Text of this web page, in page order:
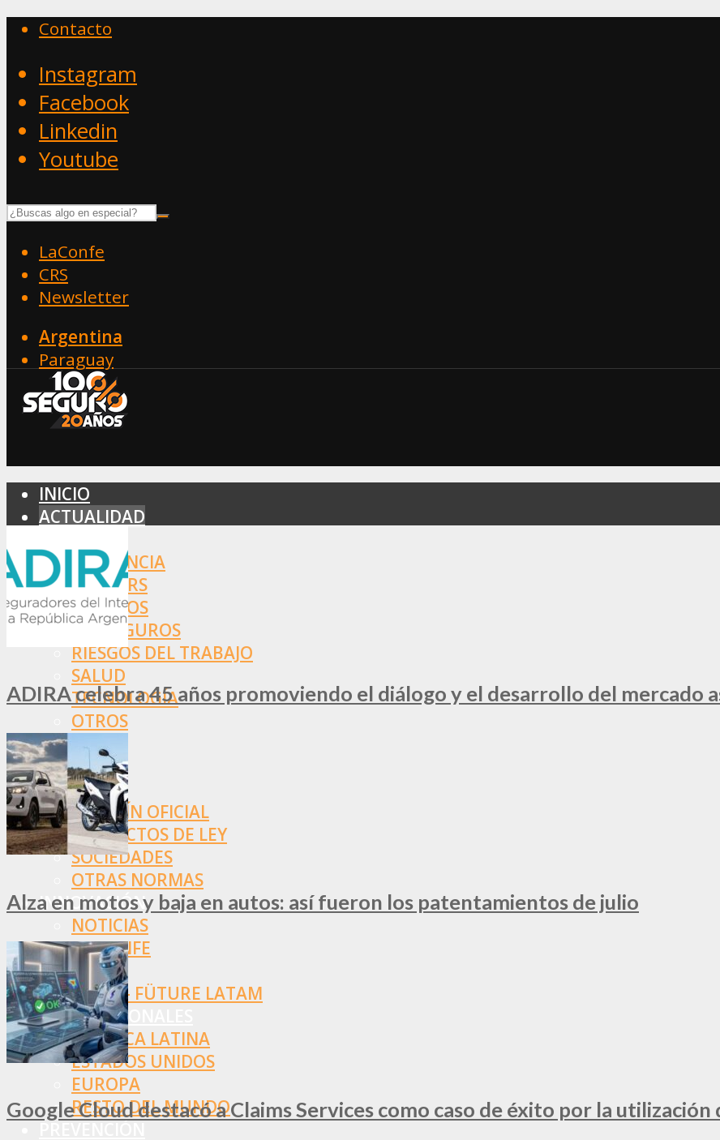
Contacto
Instagram
Facebook
Linkedin
Youtube
LaConfe
CRS
Newsletter
Argentina
Paraguay
INICIO
ACTUALIDAD
ASISTENCIA
BROKERS
SEGUROS
REASEGUROS
RIESGOS DEL TRABAJO
SALUD
TECNOLOGÍA
OTROS
NORMAS
SSN
SRT
BOLETÍN OFICIAL
PROYECTOS DE LEY
SOCIEDADES
OTRAS NORMAS
INNOVACIÓN
NOTICIAS
LA CONFE
ITC
INESE – FÜTURE LATAM
INTERNACIONALES
AMÉRICA LATINA
ESTADOS UNIDOS
EUROPA
RESTO DEL MUNDO
ADIRA celebra 45 años promoviendo el diálogo y el desarrollo del mercado
Alza en motos y baja en autos: así fueron los patentamientos de julio
Google Cloud destacó a Claims Services como caso de éxito por la utilización